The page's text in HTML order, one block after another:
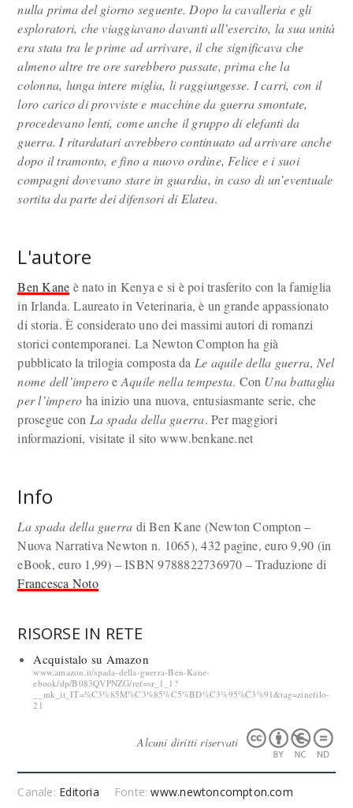
nulla prima del giorno seguente. Dopo la cavalleria e gli
esploratori, che viaggiavano davanti all’esercito, la sua unità
era stata tra le prime ad arrivare, il che significava che
almeno altre tre ore sarebbero passate, prima che la
colonna, lunga intere miglia, li raggiungesse. I carri, con il
loro carico di provviste e macchine da guerra smontate,
procedevano lenti, come anche il gruppo di elefanti da
guerra. I ritardatari avrebbero continuato ad arrivare anche
dopo il tramonto, e fino a nuovo ordine, Felice e i suoi
compagni dovevano stare in guardia, in caso di un’eventuale
sortita da parte dei difensori di Elatea.
L'autore
Ben Kane è nato in Kenya e si è poi trasferito con la famiglia
in Irlanda. Laureato in Veterinaria, è un grande appassionato
di storia. È considerato uno dei massimi autori di romanzi
storici contemporanei. La Newton Compton ha già
pubblicato la trilogia composta da Le aquile della guerra, Nel
nome dell’imperoe Aquile nella tempesta. Con Una battaglia
per l’impero ha inizio una nuova, entusiasmante serie, che
prosegue con La spada della guerra. Per maggiori
informazioni, visitate il sito www.benkane.net
Info
La spada della guerra di Ben Kane (Newton Compton –
Nuova Narrativa Newton n. 1065), 432 pagine, euro 9,90 (in
eBook, euro 1,99) – ISBN 9788822736970 – Traduzione di
Francesca Noto
RISORSE IN RETE
Acquistalo su Amazon
www.amazon.it/spada-della-guerra-Ben-Kane-
ebook/dp/B083QVPNZG/ref=sr_1_1?
__mk_it_IT=%C3%85M%C3%85%C5%BD%C3%95%C3%91&tag=zinefilo-
21
Alcuni diritti riservati
Canale: Editoria Fonte:www.newtoncompton.com